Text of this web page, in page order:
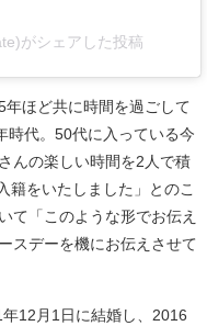
がシェアした投稿
ほど共に時間を過ごして
時代。50代に入っている今
んの楽しい時間を2人で積
籍をいたしました」とのこ
て「このような形でお伝え
スデーを機にお伝えさせて
12月1日に結婚し、2016